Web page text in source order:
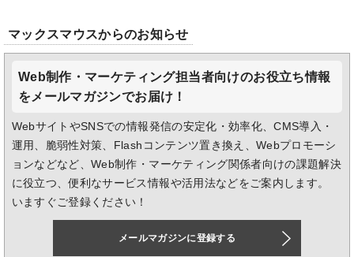
マックスマウスからのお知らせ
Web制作・マーケティング担当者向けのお役立ち情報
をメールマガジンでお届け！
WebサイトやSNSでの情報発信の安定化・効率化、CMS導入・
運用、脆弱性対策、Flashコンテンツ置き換え、Webプロモーシ
ョンなどなど、Web制作・マーケティング関係者向けの課題解決
に役立つ、便利なサービス情報や活用法などをご案内します。
いますぐご登録ください！
メールマガジンに登録する